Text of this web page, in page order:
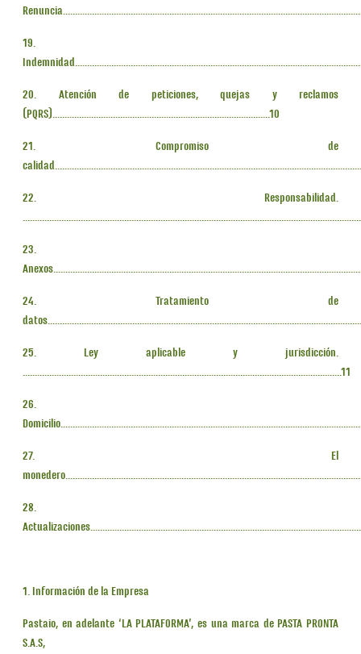
19.
20. Atención de peticiones, quejas y reclamos
(PQRS)..........................................................................................10
21. Compromiso de
22. Responsabilidad.
23.
24. Tratamiento de
25. Ley aplicable y jurisdicción.
....................................................................................................................................11
26.
27. El
28.
1. Información de la Empresa
Pastaio, en adelante ‘LA PLATAFORMA’, es una marca de PASTA PRONTA
S.A.S,